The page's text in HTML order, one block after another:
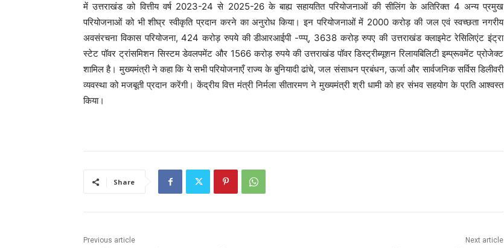
में उत्तराखंड को वित्तीय वर्ष 2023-24 से 2025-26 के बाह्य सहायतित परियोजनाओं की सीलिंग के अतिरिक्त 4 अन्य प्रमुख
परियोजनाओं को भी शीघ्र स्वीकृति प्रदान करने का अनुरोध किया। इन परियोजनाओं में 2000 करोड़ की जल एवं स्वच्छता नगरीय
अवसंरचना विकास परियोजना, 424 करोड़ रुपये की डीआरआईपी -प्प्प्, 3638 करोड़ रुपए की उत्तराखंड क्लाइमेट रेसिलिएंट इंट्रा
स्टेट पॉवर ट्रांसमिशन सिस्टम डेवलपमेंट और 1566 करोड़ रुपये की उत्तराखंड पॉवर डिस्ट्रीब्यूशन रिलायबिलिटी इम्प्रूवमेंट प्रोजेक्ट
शामिल है। मुख्यमंत्री ने कहा कि ये सभी परियोजनाएँ राज्य के बुनियादी ढांचे, जल संसाधन प्रबंधन, ऊर्जा और सार्वजनिक सर्विस डिलीवरी
व्यवस्था को मजबूती प्रदान करेंगी। केंद्रीय वित्त मंत्री निर्मला सीतारमण ने मुख्यमंत्री श्री धामी को हर संभव सहयोग के प्रति आश्वस्त
किया।
Share
Previous article Next article